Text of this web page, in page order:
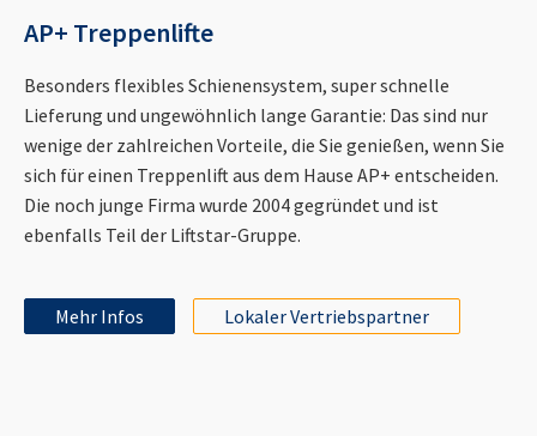
AP+ Treppenlifte
Besonders flexibles Schienensystem, super schnelle
Lieferung und ungewöhnlich lange Garantie: Das sind nur
wenige der zahlreichen Vorteile, die Sie genießen, wenn Sie
sich für einen Treppenlift aus dem Hause AP+ entscheiden.
Die noch junge Firma wurde 2004 gegründet und ist
ebenfalls Teil der Liftstar-Gruppe.
Mehr Infos Lokaler Vertriebspartner